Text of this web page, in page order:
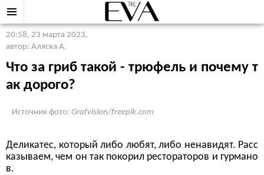
20:58, 23 марта 2023,
автор: Аляска А.
Что за гриб такой - трюфель и почему т
ак дорого?
Источник фото: Grafvision/freepik.com
Деликатес, который либо любят, либо ненавидят. Расс
казываем, чем он так покорил рестораторов и гурмано
в.